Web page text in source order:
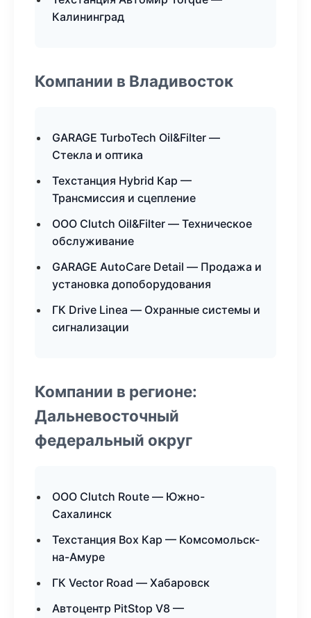
Калининград
Компании в Владивосток
GARAGE TurboTech Oil&Filter —
Стекла и оптика
Техстанция Hybrid Кар —
Трансмиссия и сцепление
ООО Clutch Oil&Filter — Техническое
обслуживание
GARAGE AutoCare Detail — Продажа и
установка допоборудования
ГК Drive Linea — Охранные системы и
сигнализации
Компании в регионе:
Дальневосточный
федеральный округ
ООО Clutch Route — Южно-
Сахалинск
Техстанция Box Кар — Комсомольск-
на-Амуре
ГК Vector Road — Хабаровск
Автоцентр PitStop V8 —